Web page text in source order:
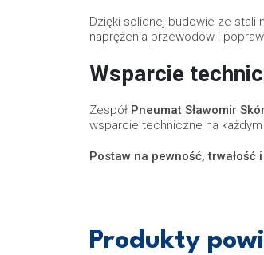
Dzięki solidnej budowie ze stali
naprężenia przewodów i
Wsparcie
Zespół Pneumat Sławomir
wsparcie techniczne na
Postaw na pewność,
Produkty